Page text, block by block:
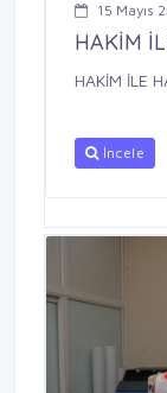
15 Mayıs
HAKİM
HAKİM İLE
İncele